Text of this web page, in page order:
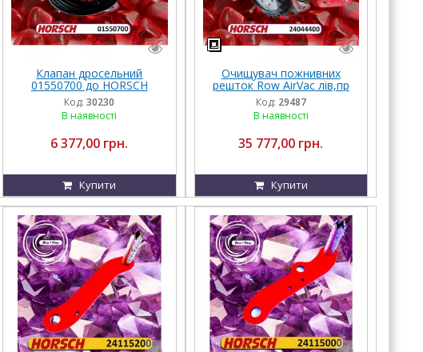
Клапан дросельний
01550700 до HORSCH
Код: 30230
В наявності
6 377,00 грн.
Купити
Очищувач пожнивних
решток Row AirVac лів,пр
24044400 до Horsch
Код: 29487
В наявності
35 777,00 грн.
Купити